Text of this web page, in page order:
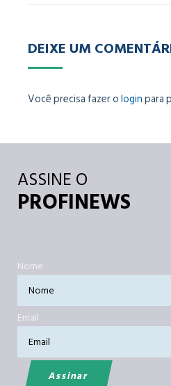
DEIXE UM
Você precisa fazer ologinpara
ASSINE O
PROFINEWS
Nome
Email